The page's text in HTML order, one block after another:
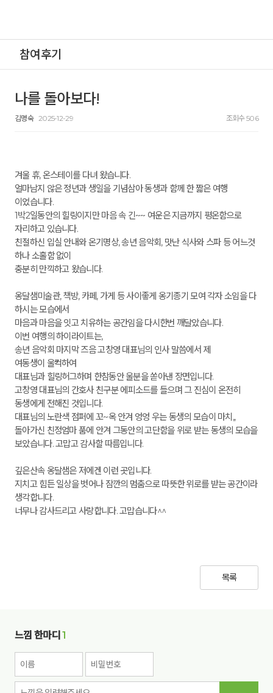
참여후기
나를 돌아보다!
김명숙 2025-12-29 조회수 506
겨울 휴, 온스테이를 다녀 왔습니다.
얼마남지 않은 정년과 생일을 기념삼아 동생과 함께 한 짧은 여행
이었습니다.
1박2일동안의 힐링이지만 마음 속 긴~~ 여운은 지금까지 평온함으로
자리하고 있습니다.
친절하신 입실 안내와 온기명상, 송년 음악회, 맛난 식사와 스파 등 어느것
하나 소홀함 없이
충분히 만끽하고 왔습니다.
옹달샘미술관, 책방, 카페, 가게 등 사이좋게 옹기종기 모여 각자 소임을 다
하시는 모습에서
마음과 마음을 잇고 치유하는 공간임을 다시한번 깨달았습니다.
이번 여행의 하이라이트는,
송년 음악회 마지막 즈음 고창영 대표님의 인사 말씀에서 제
여동생이 울컥하여
대표님과 힐링허그하며 한참동안 울분을 쏟아낸 장면입니다.
고창영 대표님의 간호사 친구분 에피소드를 들으며 그 진심이 온전히
동생에게 전해진 것입니다.
대표님의 노란색 점퍼에 꼬~옥 안겨 엉엉 우는 동생의 모습이 마치,,
돌아가신 친정엄마 품에 안겨 그동안의 고단함을 위로 받는 동생의 모습을
보았습니다. 고맙고 감사할 따름입니다.
깊은산속 옹달샘은 저에겐 이런 곳입니다.
지치고 힘든 일상을 벗어나 잠깐의 멈춤으로 따뜻한 위로를 받는 공간이라
생각합니다.
너무나 감사드리고 사랑합니다. 고맙습니다^^
목록
느낌 한마디1